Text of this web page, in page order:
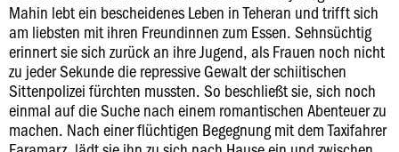
Mahin lebt ein bescheidenes Leben in Teheran und trifft sich
am liebsten mit ihren Freundinnen zum Essen. Sehnsüchtig
erinnert sie sich zurück an ihre Jugend, als Frauen noch nicht
zu jeder Sekunde die repressive Gewalt der schiitischen
Sittenpolizei fürchten mussten. So beschließt sie, sich noch
einmal auf die Suche nach einem romantischen Abenteuer zu
machen. Nach einer flüchtigen Begegnung mit dem Taxifahrer